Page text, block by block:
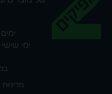
ימים א-ה
ימי שישי